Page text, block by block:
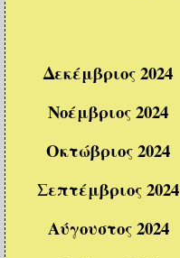
Δεκέμβριος 2024
Νοέμβριος 2024
Οκτώβριος 2024
Σεπτέμβριος 2024
Αύγουστος 2024